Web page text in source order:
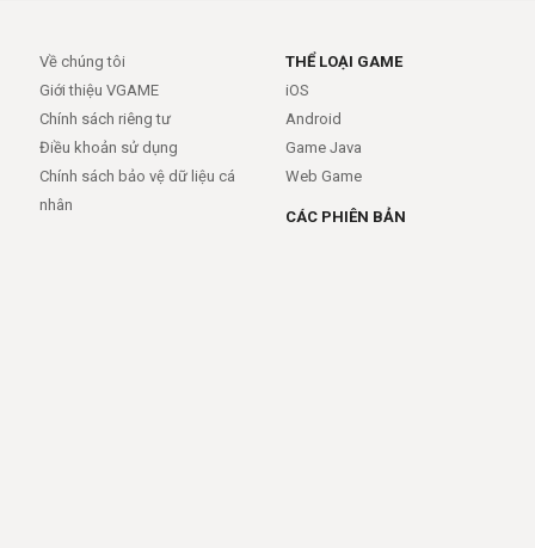
Về chúng tôi
Giới thiệu VGAME
Chính sách riêng tư
Điều khoản sử dụng
Chính sách bảo vệ dữ liệu cá
nhân
THỂ LOẠI GAME
iOS
Android
Game Java
Web Game
CÁC PHIÊN BẢN